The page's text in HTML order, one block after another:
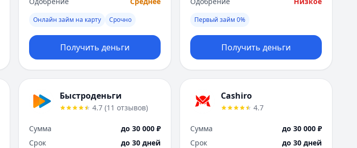
Н
Набережные Челны
Нижний Новгород
Новокузнецк
Новосибирск
О
Омск
Оренбург
Онлайн займ на карту Срочно
Получить деньги
Первый займ 0%
Получить деньги
Быстроденьги
4.7 (11 отзывов)
Сумма
до 30 000 ₽
Срок
до 30 дней
Cashiro
4.7
Сумма
до 30 000 ₽
Срок
до 30 дней